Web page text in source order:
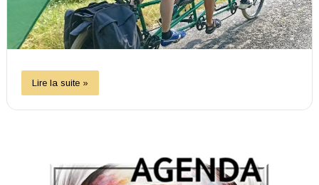
Lire la suite »